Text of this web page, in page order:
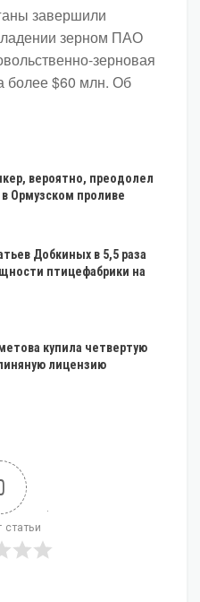
завершили
зерном ПАО
зерновая
более $60 млн. Об
вероятно, преодолел
Ормузском проливе
Добкиных в 5,5 раза
птицефабрики на
купила четвертую
лицензию
статьи